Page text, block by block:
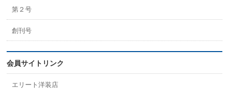
第２号
創刊号
会員サイトリンク
エリート洋装店